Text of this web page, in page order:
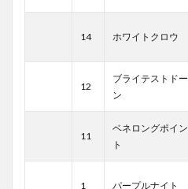
14 ホワイトクロウ
12
ブライテストドー
ン
11
ベネロングポイン
ト
1 パープルナイト